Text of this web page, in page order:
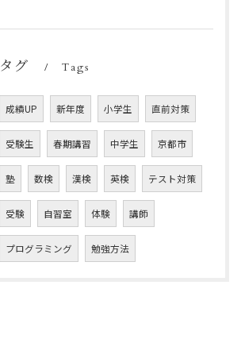
タグ Tags
成績UP 新年度 小学生 直前対策
受験生 春期講習 中学生 京都市
塾 数検 漢検 英検 テスト対策
受験 自習室 体験 講師
プログラミング 勉強方法